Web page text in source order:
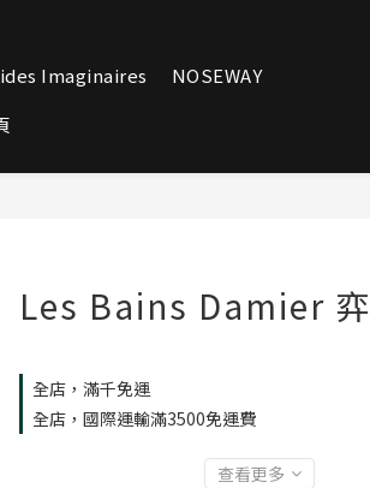
Imaginaires
NOSEWAY
Les Bains Damier 弈
全店，滿千免運
全店，國際運輸滿3500免運費
查看更多